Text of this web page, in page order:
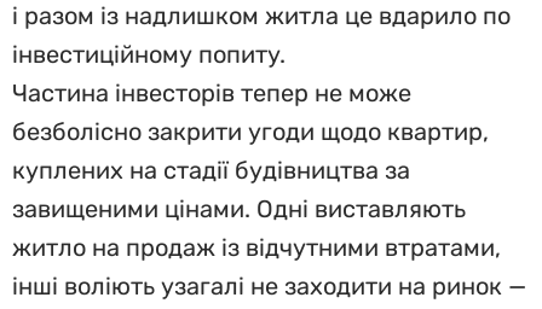
і разом із надлишком житла це вдарило по
інвестиційному попиту.
Частина інвесторів тепер не може
безболісно закрити угоди щодо квартир,
куплених на стадії будівництва за
завищеними цінами. Одні виставляють
житло на продаж із відчутними втратами,
інші воліють узагалі не заходити на ринок —